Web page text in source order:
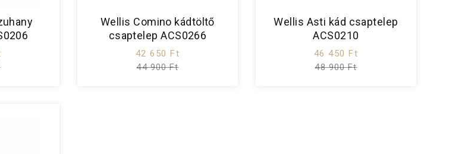
Wellis Comino kádtöltő
csaptelep ACS0266
42 650 Ft
44 900 Ft
Wellis Asti kád csaptelep
ACS0210
46 450 Ft
48 900 Ft